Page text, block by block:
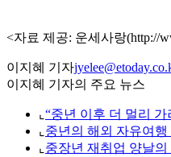
<자료 제공: 운세사랑(http://
이지혜 기자
이지혜 기자의 주요 뉴스
⌞ “중년 이후 더 멀리
⌞ 중년의 해외 자유여
⌞ 중장년 재취업 양날